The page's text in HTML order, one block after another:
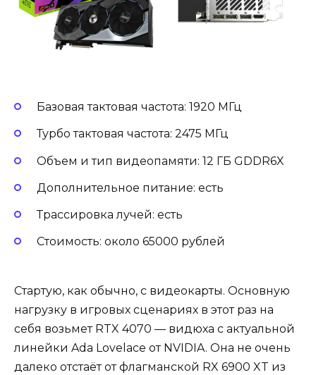
Базовая тактовая частота: 1920 МГц
Турбо тактовая частота: 2475 МГц
Объем и тип видеопамяти: 12 ГБ GDDR6X
Дополнительное питание: есть
Трассировка лучей: есть
Стоимость: около 65000 рублей
Стартую, как обычно, с видеокарты. Основную
нагрузку в игровых сценариях в этот раз на
себя возьмет RTX 4070 — видюха с актуальной
линейки Ada Lovelace от NVIDIA. Она не очень
далеко отстаёт от флагманской RX 6900 XT из